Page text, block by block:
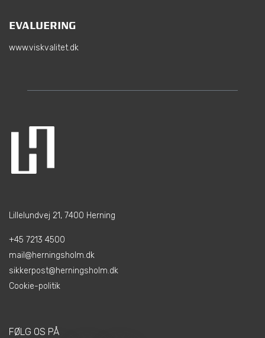
EVALUERING
www.viskvalitet.dk
Lillelundvej 21, 7400 Herning
+45 7213 4500
mail@herningsholm.dk
sikkerpost@herningsholm.dk
Cookie-politik
FØLG OS PÅ